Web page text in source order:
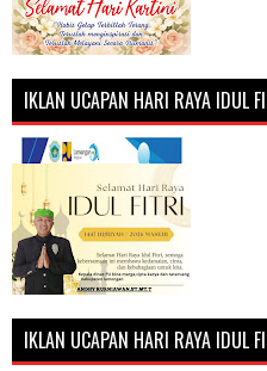
IKLAN UCAPAN HARI RAYA IDUL
IKLAN UCAPAN HARI RAYA IDUL